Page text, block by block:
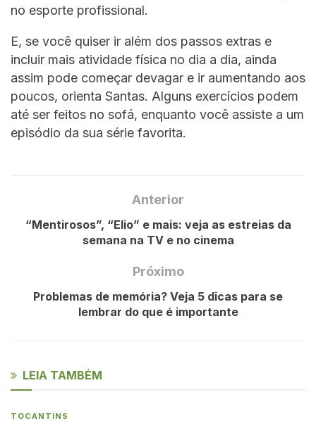
no esporte profissional.
E, se você quiser ir além dos passos extras e
incluir mais atividade física no dia a dia, ainda
assim pode começar devagar e ir aumentando aos
poucos, orienta Santas. Alguns exercícios podem
até ser feitos no sofá, enquanto você assiste a um
episódio da sua série favorita.
Anterior
“Mentirosos”, “Elio” e mais: veja as estreias da
semana na TV e no cinema
Próximo
Problemas de memória? Veja 5 dicas para se
lembrar do que é importante
LEIA TAMBÉM
TOCANTINS